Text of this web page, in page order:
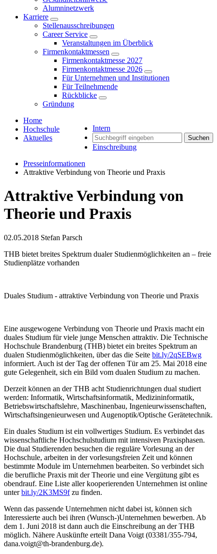
Alumninetzwerk
Karriere
Stellenausschreibungen
Career Service
Veranstaltungen im Überblick
Firmenkontaktmessen
Firmenkontaktmesse 2027
Firmenkontaktmesse 2026
Für Unternehmen und Institutionen
Für Teilnehmende
Rückblicke
Gründung
Intern
Suchen
Einschreibung
Home
Hochschule
Aktuelles
Presseinformationen
Attraktive Verbindung von Theorie und Praxis
Attraktive Verbindung von
Theorie und Praxis
02.05.2018 Stefan Parsch
THB bietet breites Spektrum dualer Studienmöglichkeiten an – freie
Studienplätze vorhanden
Duales Studium - attraktive Verbindung von Theorie und Praxis
Eine ausgewogene Verbindung von Theorie und Praxis macht ein
duales Studium für viele junge Menschen attraktiv. Die Technische
Hochschule Brandenburg (THB) bietet ein breites Spektrum an
dualen Studienmöglich­keiten, über das die Seite bit.ly/2qSEBwg
informiert. Auch ist der Tag der offenen Tür am 25. Mai 2018 eine
gute Gelegenheit, sich ein Bild vom dualen Studium zu machen.
Derzeit können an der THB acht Studienrichtungen dual studiert
werden: Informatik, Wirtschaftsinformatik, Medizininformatik,
Betriebswirtschafts­lehre, Maschinenbau, Ingenieurwissenschaften,
Wirtschaftsingenieurwesen und Augenoptik/Optische Gerätetechnik.
Ein duales Studium ist ein vollwertiges Studium. Es verbindet das
wissen­schaftliche Hochschulstudium mit intensiven Praxisphasen.
Die dual Studierenden besuchen die reguläre Vorlesung an der
Hochschule, arbeiten in der vorlesungsfreien Zeit und können
bestimmte Module im Unternehmen bearbeiten. So verbindet sich
die berufliche Praxis mit der Theorie und eine Vergütung gibt es
obendrauf. Eine Liste aller kooperie­renden Unternehmen ist online
unterbit.ly/2K3MS9fzu finden.
Wenn das passende Unternehmen nicht dabei ist, können sich
Interessierte auch bei ihren (Wunsch-)Unternehmen bewerben. Ab
dem 1. Juni 2018 ist dann auch die Einschreibung an der THB
möglich. Nähere Auskünfte erteilt Dana Voigt (03381/355-794,
dana.voigt@th-brandenburg.de).